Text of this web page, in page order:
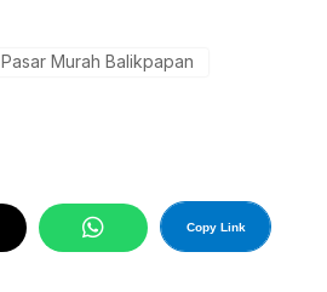
Pasar Murah Balikpapan
Copy Link